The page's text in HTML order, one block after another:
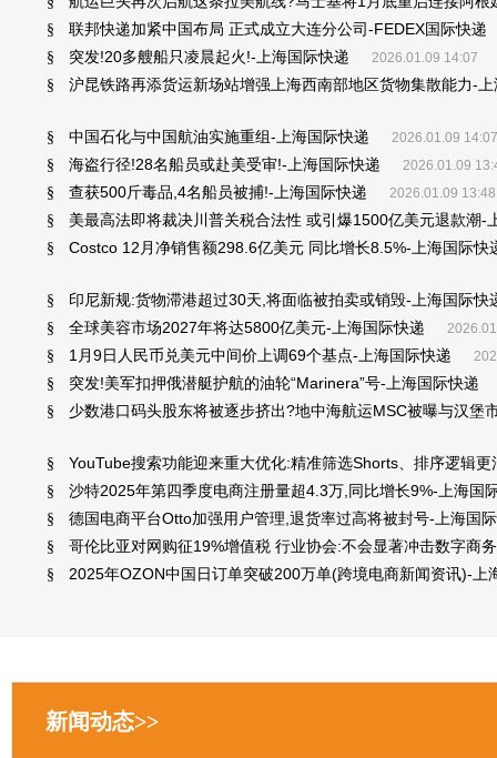
§ 联邦快递加紧中国布局 正式成立大连分公司-FEDEX国际快递
§ 突发!20多艘船只凌晨起火!-上海国际快递 2026.01.09 14:07
§ 沪昆铁路再添货运新场站增强上海西南部地区货物集散能力-
§ 中国石化与中国航油实施重组-上海国际快递 2026.01.09 14:07
§ 海盗行径!28名船员或赴美受审!-上海国际快递 2026.01.09
§ 查获500斤毒品,4名船员被捕!-上海国际快递 2026.01.09 13:48
§ 美最高法即将裁决川普关税合法性 或引爆1500亿美元退款潮-
§ Costco 12月净销售额298.6亿美元 同比增长8.5%-上海国际快
§ 印尼新规:货物滞港超过30天,将面临被拍卖或销毁-上海国际快
§ 全球美容市场2027年将达5800亿美元-上海国际快递
§ 1月9日人民币兑美元中间价上调69个基点-上海国际快递
§ 突发!美军扣押俄潜艇护航的油轮“Marinera”号-上海国际快递
§ 少数港口码头股东将被逐步挤出?地中海航运MSC被曝与汉堡
§ YouTube搜索功能迎来重大优化:精准筛选Shorts、排序逻辑
§ 沙特2025年第四季度电商注册量超4.3万,同比增长9%-上海国
§ 德国电商平台Otto加强用户管理,退货率过高将被封号-上海国
§ 哥伦比亚对网购征19%增值税 行业协会:不会显著冲击数字商
§ 2025年OZON中国日订单突破200万单(跨境电商新闻资讯)-上
新闻动态>>